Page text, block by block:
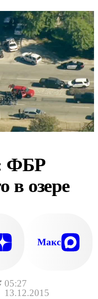
05:27
13.12.2015
ФБР
в озере
Макс